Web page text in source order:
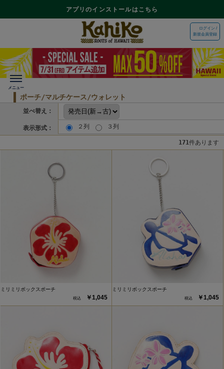
アプリのインストールはこちら
ログイン /
新規会員登録
ポーチ/マルチケース/ウォレット
並べ替え：
表示形式： ２列 ３列
171件あります
ミリミリボックスポーチ
￥1,045
ミリミリボックスポーチ
￥1,045